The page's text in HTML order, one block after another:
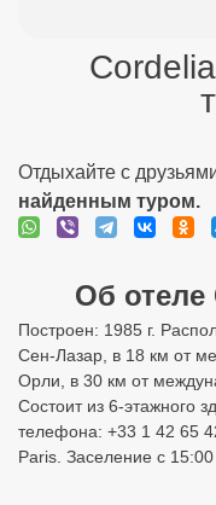
Отдыхайте с
найденным туром.
Об отеле
Построен: 1985 г.
Сен-Лазар, в 18 км от
Орли, в 30 км от
Состоит из 6-этажного
телефона: +33 1 42 65
Paris. Заселение с